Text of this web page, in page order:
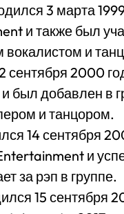
3 марта
и также был
и
2000
был добавлен в
и танцором.
14 сентября
и
за рэп в группе.
15 сентября